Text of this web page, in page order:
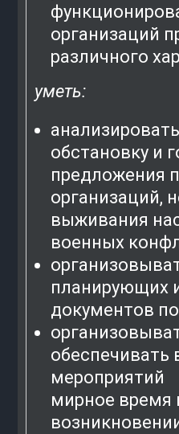
организаций
различного
уметь:
обстановку и
предложения
организаций,
выживания
военных
планирующих
документов
мирное время